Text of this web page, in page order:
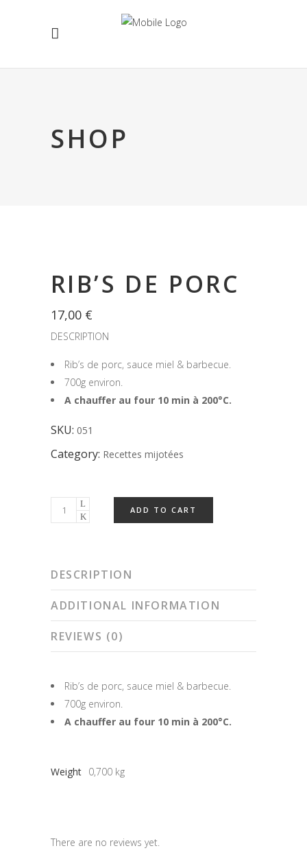
SHOP
RIB’S DE PORC
17,00 €
DESCRIPTION
Rib’s de porc, sauce miel & barbecue.
700g environ.
A chauffer au four 10 min à 200°C.
SKU: 051
Category: Recettes mijotées
ADD TO CART
DESCRIPTION
ADDITIONAL INFORMATION
REVIEWS (0)
Rib’s de porc, sauce miel & barbecue.
700g environ.
A chauffer au four 10 min à 200°C.
Weight 0,700 kg
There are no reviews yet.